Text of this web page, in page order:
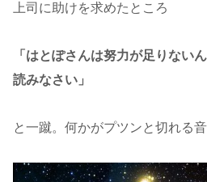
上司に助けを求めたところ
「はとぽさんは努力が足りない
読みなさい」
と一蹴。何かがプツンと切れる音